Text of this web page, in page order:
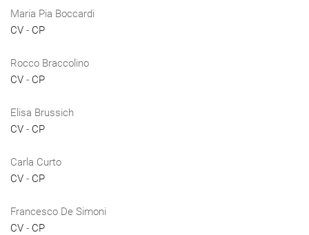
Maria Pia Boccardi
CV - CP
Rocco Braccolino
CV - CP
Elisa Brussich
CV - CP
Carla Curto
CV - CP
Francesco De Simoni
CV - CP